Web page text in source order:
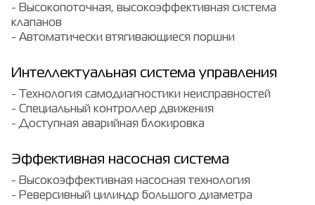
- Высокопоточная, высокоэффективная система
клапанов
- Автоматически втягивающиеся поршни
Интеллектуальная система управления
- Технология самодиагностики неисправностей
- Специальный контроллер движения
- Доступная аварийная блокировка
Эффективная насосная система
- Высокоэффективная насосная технология
- Реверсивный цилиндр большого диаметра